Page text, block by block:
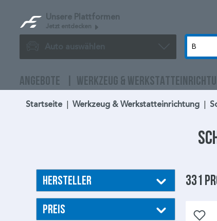
Unsere Plattformen
Jetzt entdecken
Auto auswählen
ANGEBOTE WERKZEUG &
Startseite Werkzeug & Werkstatteinrichtung
Hersteller
Preis
331